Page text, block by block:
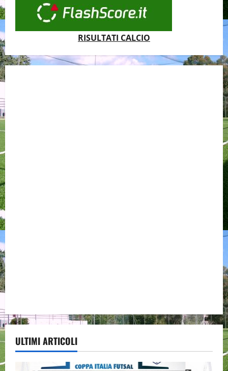
RISULTATI CALCIO
ULTIMI ARTICOLI